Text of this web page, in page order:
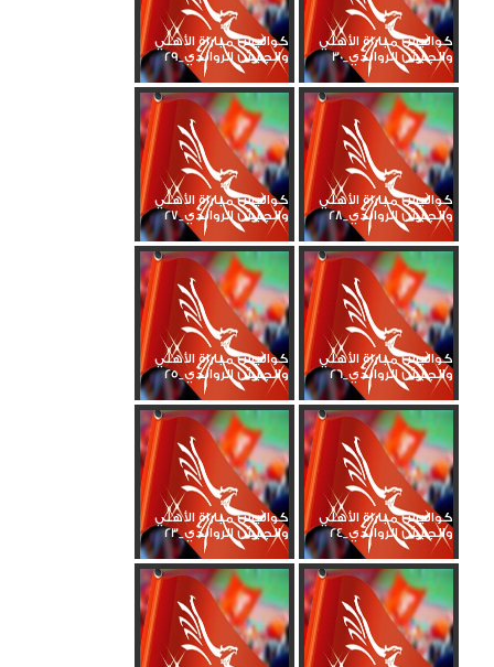
كواليس مباراة الأهلي
والجيش الرواندي_30
كواليس مباراة الأهلي
والجيش الرواندي_29
كواليس مباراة الأهلي
والجيش الرواندي_28
كواليس مباراة الأهلي
والجيش الرواندي_27
كواليس مباراة الأهلي
والجيش الرواندي_26
كواليس مباراة الأهلي
والجيش الرواندي_25
كواليس مباراة الأهلي
والجيش الرواندي_24
كواليس مباراة الأهلي
والجيش الرواندي_23